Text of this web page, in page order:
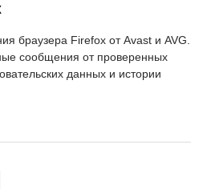
браузера Firefox от Avast и AVG.
сообщения от проверенных
данных и истории